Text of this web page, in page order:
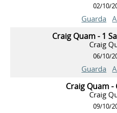
02/10/
Guarda
Craig Quam - 1
Craig
06/10/
Guarda
Craig Quam -
Craig
09/10/